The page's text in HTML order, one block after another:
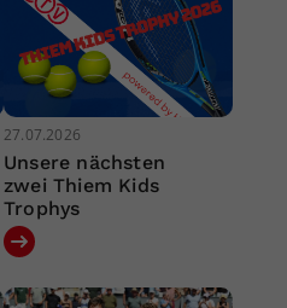
27.07.2026
Unsere nächsten
zwei Thiem Kids
Trophys